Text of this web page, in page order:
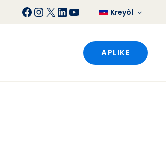
Facebook
Instagram
X LinkedIn
YouTubeKreyòl
APLIKE